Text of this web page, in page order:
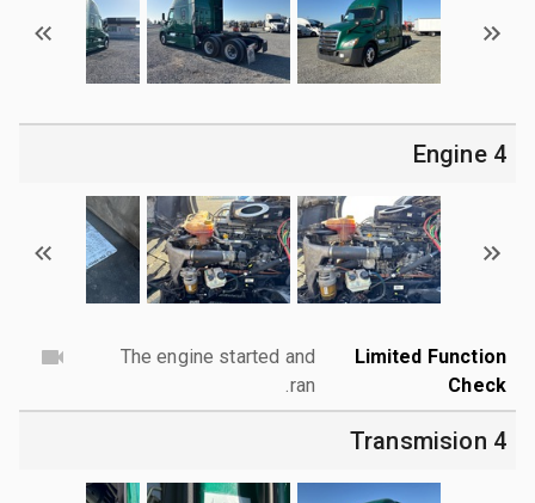
4 Engine
Limited Function
Check
The engine started and
ran.
4 Transmision